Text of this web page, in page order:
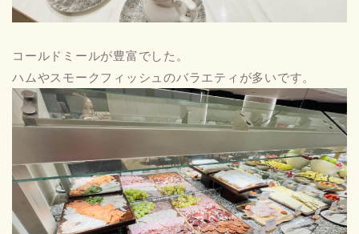
コールドミールが豊富でした。
ハムやスモークフィッシュのバラエティが多いです。